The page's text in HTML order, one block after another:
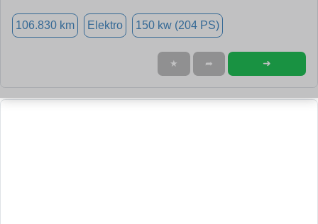
106.830 km Elektro 150 kw (204 PS)
★ ➦ ➜